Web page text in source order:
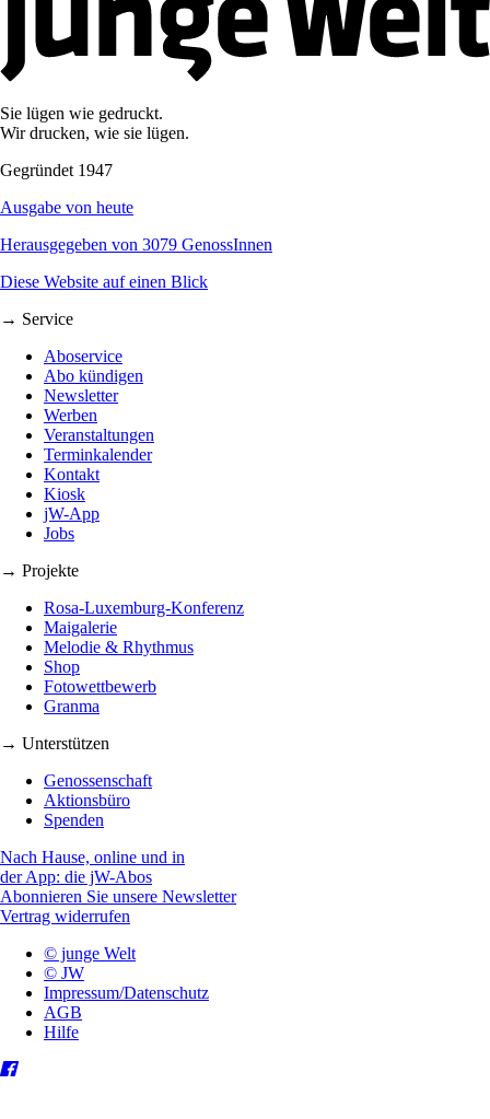
Sie lügen wie gedruckt.
Wir drucken, wie sie lügen.
Gegründet 1947
Ausgabe von heute
Herausgegeben von 3079 GenossInnen
Diese Website auf einen Blick
→ Service
Aboservice
Abo kündigen
Newsletter
Werben
Veranstaltungen
Terminkalender
Kontakt
Kiosk
jW-App
Jobs
→ Projekte
Rosa-Luxemburg-Konferenz
Maigalerie
Melodie & Rhythmus
Shop
Fotowettbewerb
Granma
→ Unterstützen
Genossenschaft
Aktionsbüro
Spenden
Nach Hause, online und in
der App: die jW-Abos
Abonnieren Sie unsere Newsletter
Vertrag widerrufen
© junge Welt
© JW
Impressum/Datenschutz
AGB
Hilfe